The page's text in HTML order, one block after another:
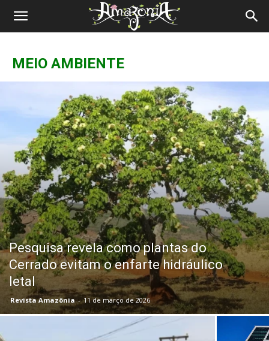
Revista
MEIO AMBIENTE
Pesquisa revela como plantas do
Cerrado evitam o enfarte hidráulico
letal
Revista Amazônia - 11 de março de 2026